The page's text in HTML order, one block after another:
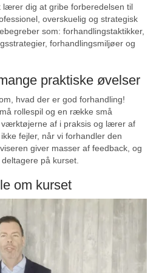
lærer dig at gribe forberedelsen til
overskuelig og strategisk
som: forhandlingstaktikker,
forhandlingsmiljøer og
praktiske øvelser
hvad der er god forhandling!
rollespil og en række små
af i praksis og lærer af
fejler, når vi forhandler den
giver masser af feedback, og
på kurset.
om kurset